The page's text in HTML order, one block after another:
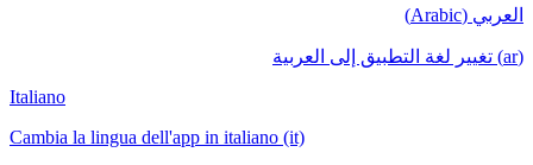
العربي (Arabic)
(ar) تغيير لغة التطبيق إلى العربية
Italiano
Cambia la lingua dell'app in italiano (it)